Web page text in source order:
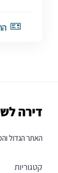
האתר הגדול
קטגוריות